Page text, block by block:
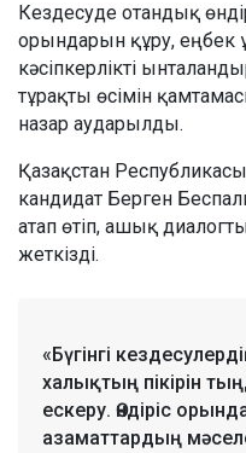
Кездесуде отандық
орындарын құру,
кәсіпкерлікті
тұрақты өсімін
назар аударылды.
Қазақстан
кандидат Берген
атап өтіп, ашық
жеткізді.
«Бүгінгі
халықтың пікірін
ескеру. Өндіріс
азаматтардың